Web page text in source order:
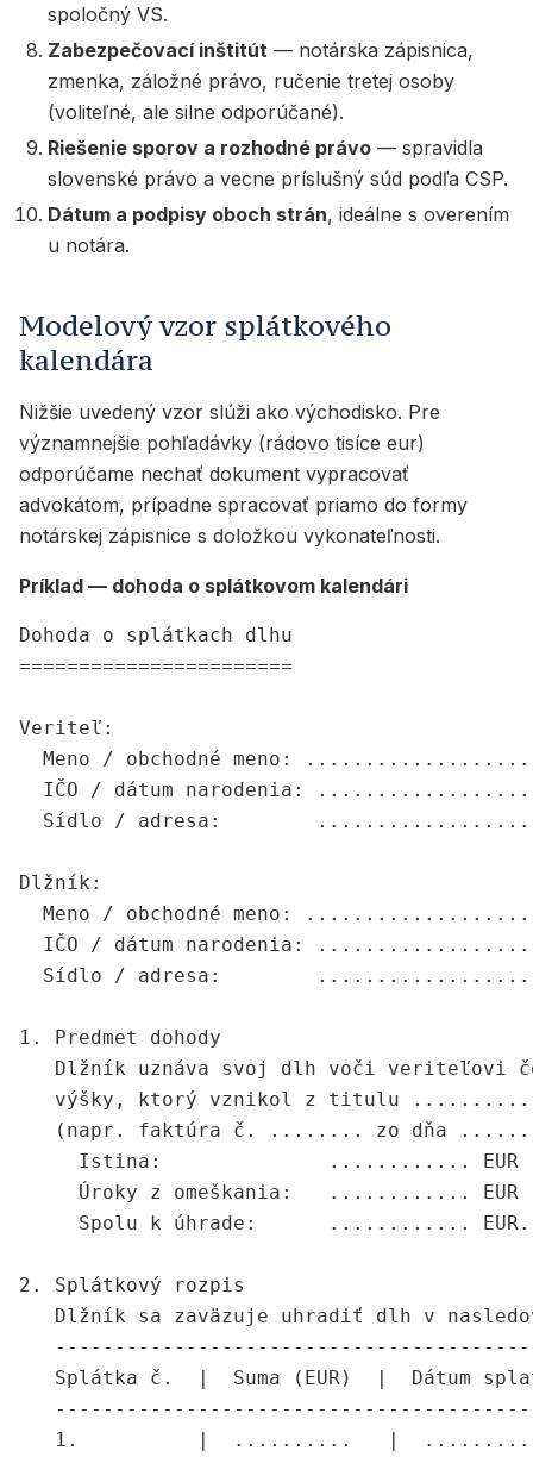
spoločný VS.
Zabezpečovací inštitút — notárska zápisnica,
zmenka, záložné právo, ručenie tretej osoby
(voliteľné, ale silne odporúčané).
Riešenie sporov a rozhodné právo — spravidla
slovenské právo a vecne príslušný súd podľa CSP.
Dátum a podpisy oboch strán, ideálne s overením
u notára.
Modelový vzor splátkového
kalendára
Nižšie uvedený vzor slúži ako východisko. Pre
významnejšie pohľadávky (rádovo tisíce eur)
odporúčame nechať dokument vypracovať
advokátom, prípadne spracovať priamo do formy
notárskej zápisnice s doložkou vykonateľnosti.
Príklad — dohoda o splátkovom kalendári
Dohoda o splátkach dlhu
=======================
Veriteľ:
Meno / obchodné meno:
IČO / dátum narodenia:
Sídlo / adresa:
Dlžník:
Meno / obchodné meno:
IČO / dátum narodenia:
Sídlo / adresa:
1. Predmet dohody
Dlžník uznáva svoj dlh voči veriteľovi
výšky, ktorý vznikol z titulu
(napr. faktúra č. ........ zo dňa
     Istina:              ............ EUR
     Úroky z omeškania:   ............ EUR
     Spolu k úhrade:      ............ EUR.
2. Splátkový rozpis
Dlžník sa zaväzuje uhradiť dlh v
Splátka č.  |  Suma (EUR)  |  Dátum
1.          |  ..........   |